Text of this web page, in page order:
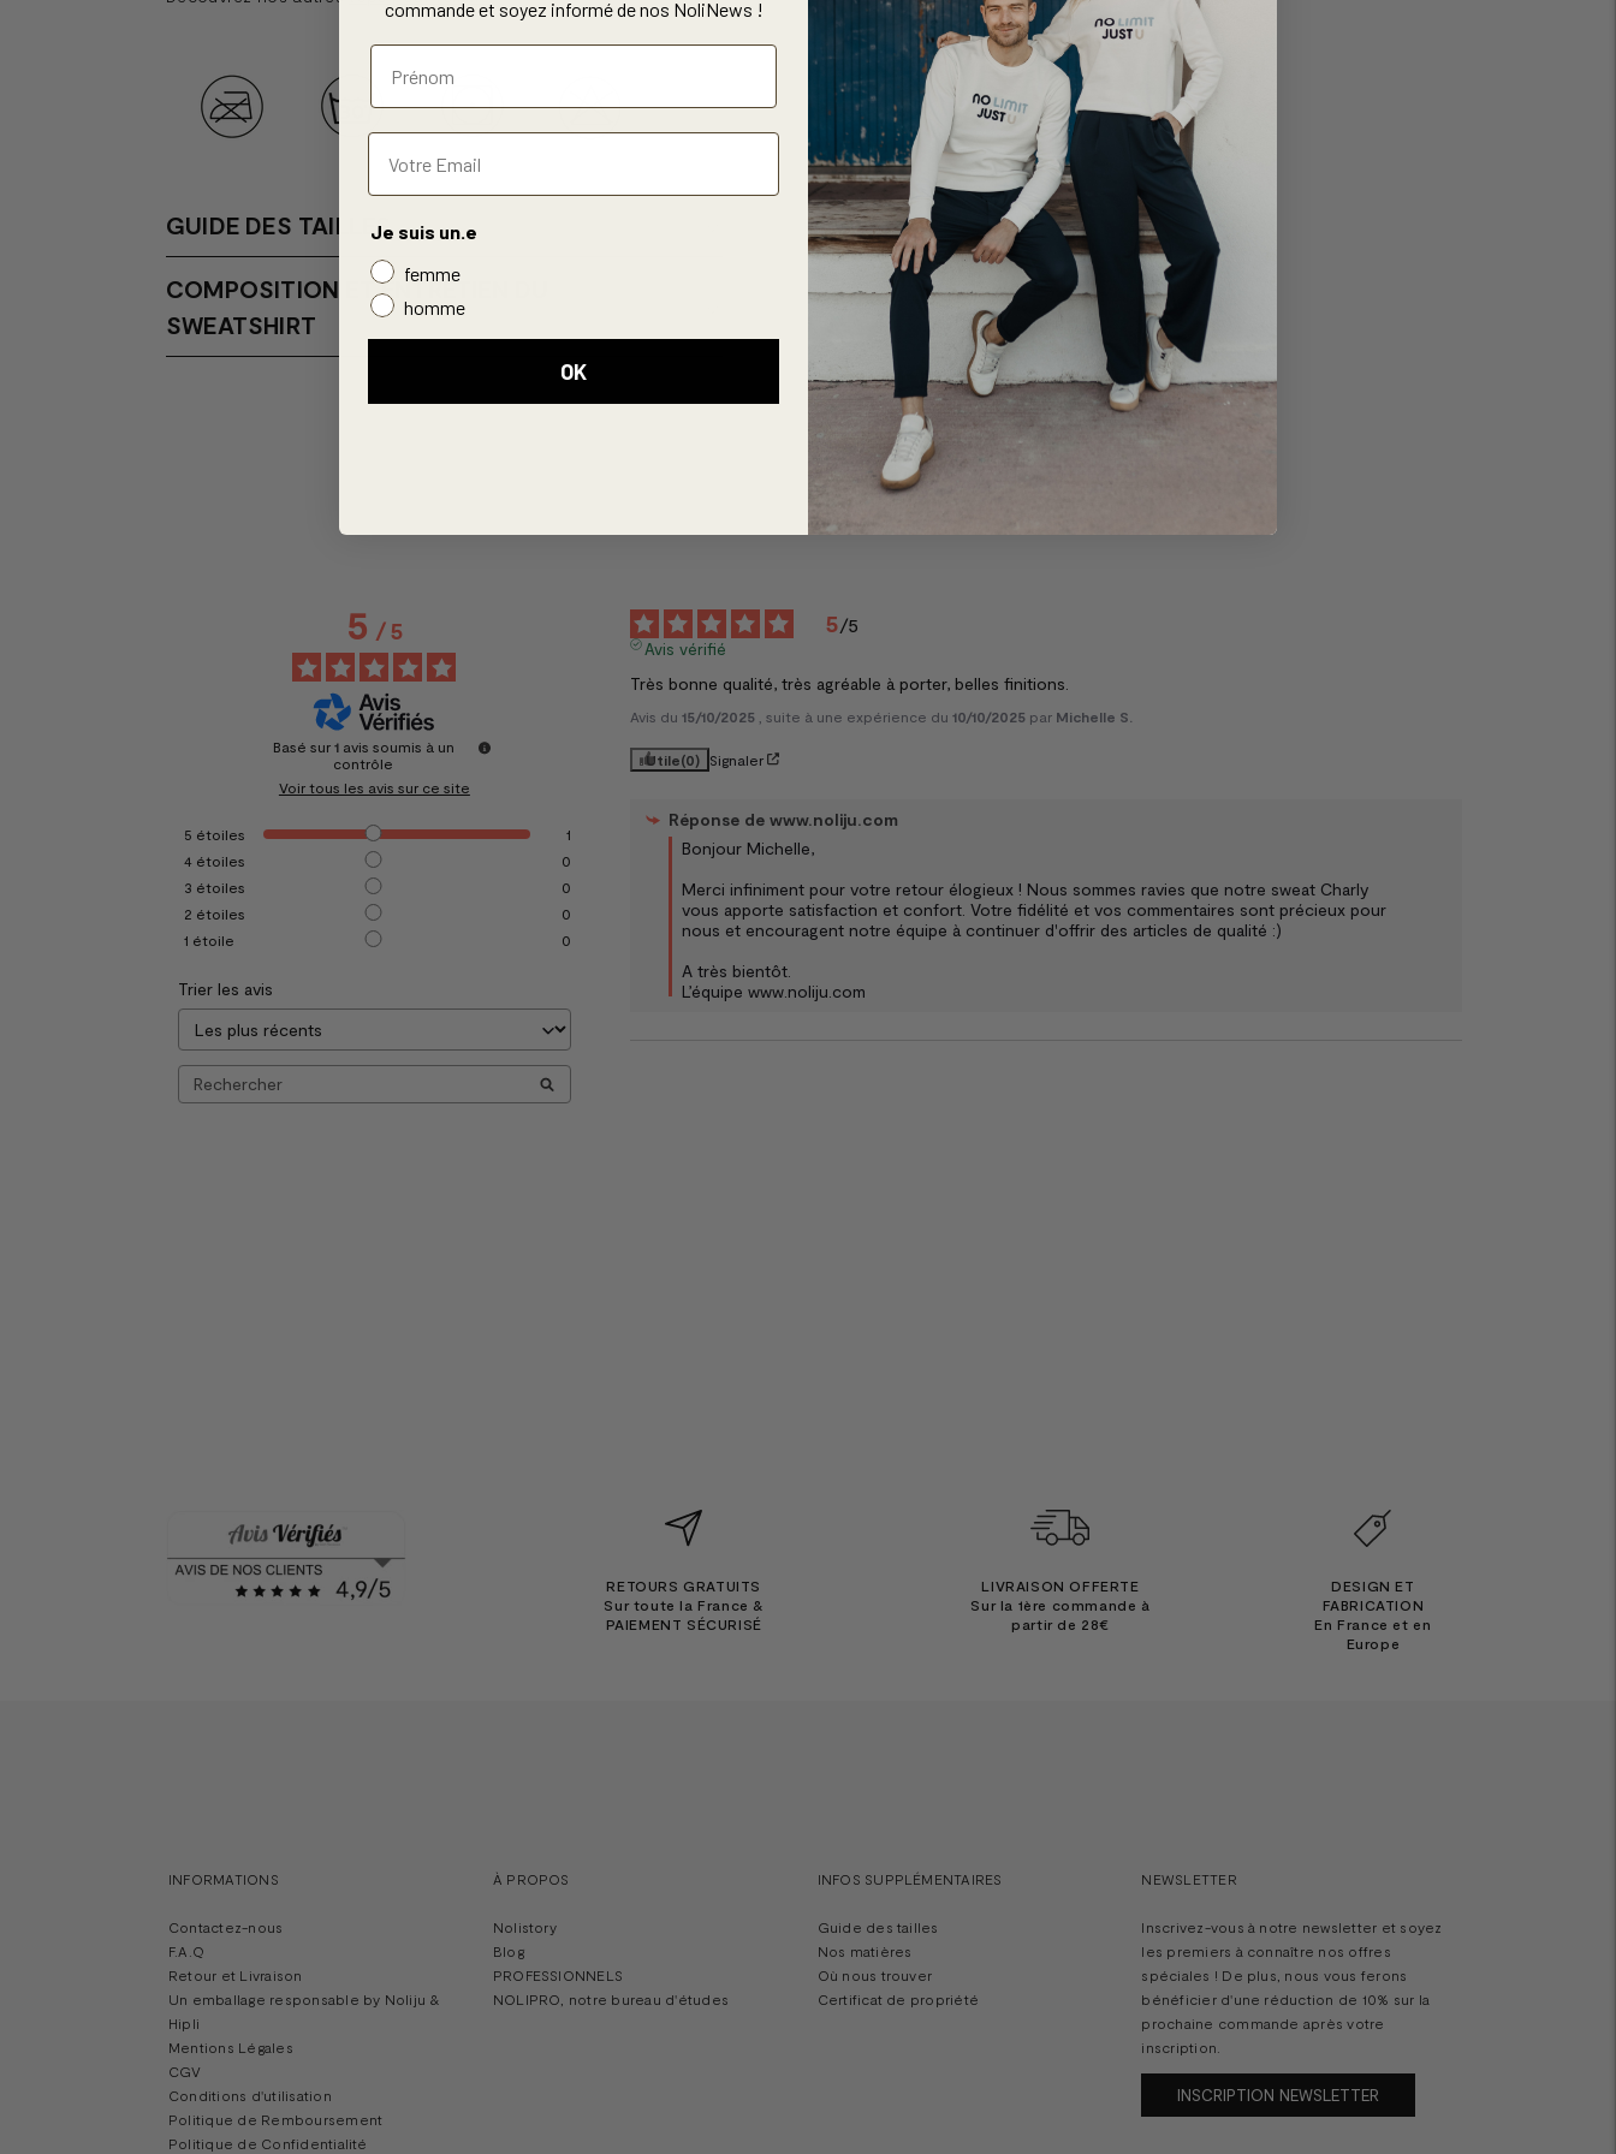
GUIDE DES TAILLES
COMPOSITION ET ENTRETIEN DU
SWEATSHIRT
5/5
Basé sur 1 avis soumis à un
contrôle
Voir tous les avis sur ce site
5 étoiles
1
4 étoiles
0
3 étoiles
0
2 étoiles
0
1 étoile 0
Trier les avis
5/5
Avis vérifié
Très bonne qualité, très agréable à porter, belles finitions.
Avis du 15/10/2025 , suite à une expérience du 10/10/2025 par Michelle S.
Utile(0) Signaler
Réponse de www.noliju.com
Bonjour Michelle,
Merci infiniment pour votre retour élogieux ! Nous sommes ravies que notre sweat Charly
vous apporte satisfaction et confort. Votre fidélité et vos commentaires sont précieux pour
nous et encouragent notre équipe à continuer d'offrir des articles de qualité :)
A très bientôt.
L’équipe www.noliju.com
RETOURS GRATUITS
Sur toute la France &
PAIEMENT SÉCURISÉ
LIVRAISON OFFERTE
Sur la 1ère commande à
partir de 28€
DESIGN ET
FABRICATION
En France et en
Europe
INFORMATIONS
Contactez-nous
F.A.Q
Retour et Livraison
Un emballage responsable by Noliju &
Hipli
Mentions Légales
CGV
Conditions d'utilisation
Politique de Remboursement
Politique de Confidentialité
À PROPOS
Nolistory
Blog
PROFESSIONNELS
NOLIPRO, notre bureau d'études
INFOS SUPPLÉMENTAIRES
Guide des tailles
Nos matières
Où nous trouver
Certificat de propriété
NEWSLETTER
Inscrivez-vous à notre newsletter et soyez
les premiers à connaître nos offres
spéciales ! De plus, nous vous ferons
bénéficier d'une réduction de 10% sur la
prochaine commande après votre
inscription.
INSCRIPTION NEWSLETTER
commande et soyez informé de nos NoliNews !
Je suis un.e
femme
homme
OK